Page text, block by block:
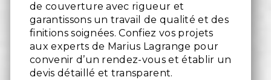
de couverture avec rigueur et
garantissons un travail de qualité et des
finitions soignées. Confiez vos projets
aux experts de Marius Lagrange pour
convenir d’un rendez-vous et établir un
devis détaillé et transparent.